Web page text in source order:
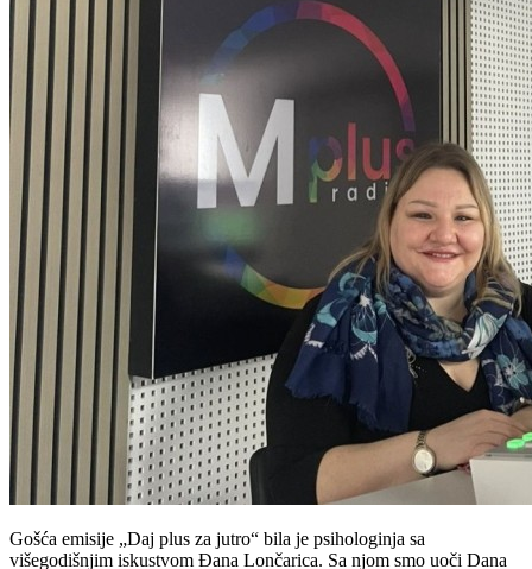
Gošća emisije „Daj plus za jutro“ bila je psihologinja sa
višegodišnjim iskustvom Đana Lončarica. Sa njom smo uoči Dana